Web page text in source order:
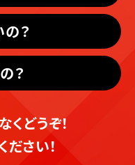
？
？
どうぞ！
さい！